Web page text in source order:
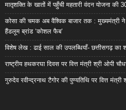
मातृशक्ति के खातों में पहुँची महतारी वंदन योजना की
कोसा की चमक अब वैश्विक बाजार तक : मुख्यमंत्री ने
हैंडलूम ब्रांड ‘कोशल फैब’
विशेष लेख : ढाई साल की उपलब्धियाँ- छत्तीसगढ़ का
राष्ट्रीय हथकरघा दिवस पर वित्त मंत्री श्री ओपी
गुरुदेव रवीन्द्रनाथ टैगोर की पुण्यतिथि पर वित्त